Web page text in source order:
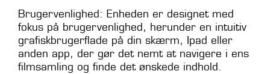
Brugervenlighed: Enheden er designet med
fokus på brugervenlighed, herunder en intuitiv
grafiskbrugerflade på din skærm, Ipad eller
anden app, der gør det nemt at navigere i ens
filmsamling og finde det ønskede indhold.